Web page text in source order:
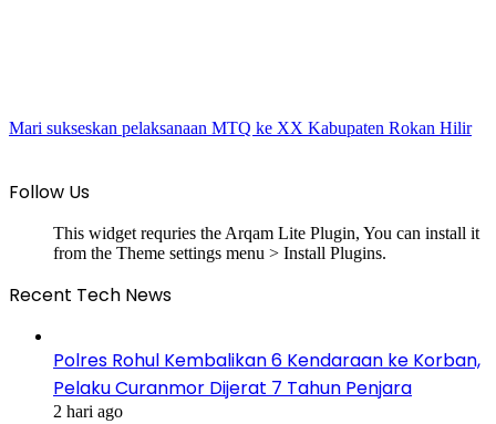
Mari sukseskan pelaksanaan MTQ ke XX Kabupaten Rokan Hilir
Follow Us
This widget requries the Arqam Lite Plugin, You can install it
from the Theme settings menu > Install Plugins.
Recent Tech News
Polres Rohul Kembalikan 6 Kendaraan ke Korban,
Pelaku Curanmor Dijerat 7 Tahun Penjara
2 hari ago